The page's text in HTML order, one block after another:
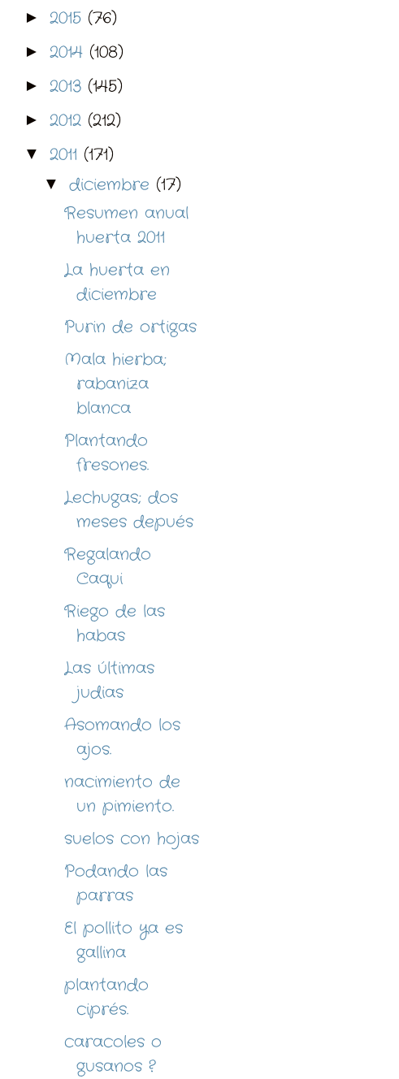
► 2015 (76)
► 2014 (108)
► 2013 (145)
► 2012 (212)
▼ 2011 (171)
▼ diciembre (17)
Resumen anual
huerta 2011
La huerta en
diciembre
Purin de ortigas
Mala hierba;
rabaniza
blanca
Plantando
fresones.
Lechugas; dos
meses depués
Regalando
Caqui
Riego de las
habas
Las últimas
judias
Asomando los
ajos.
nacimiento de
un pimiento.
suelos con hojas
Podando las
parras
El pollito ya es
gallina
plantando
ciprés.
caracoles o
gusanos ?